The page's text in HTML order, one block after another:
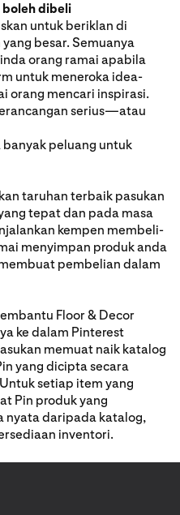
boleh dibeli
untuk beriklan di
besar. Semuanya
orang ramai apabila
untuk meneroka idea-
orang mencari inspirasi.
serius—atau
peluang untuk
taruhan terbaik pasukan
tepat dan pada masa
kempen membeli-
menyimpan produk anda
pembelian dalam
Floor & Decor
ke dalam Pinterest
memuat naik katalog
yang dicipta secara
setiap item yang
Pin produk yang
nyata daripada katalog,
inventori.